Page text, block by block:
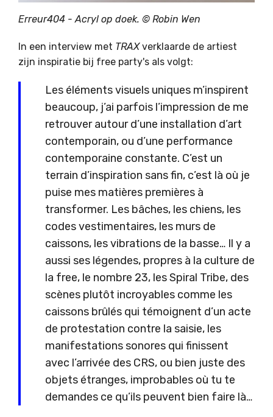
Erreur404 - Acryl op doek. © Robin Wen
In een interview met TRAXverklaarde de artiest
zijn inspiratie bij free party's als volgt:
Les éléments visuels uniques m’inspirent
beaucoup, j’ai parfois l’impression de me
retrouver autour d’une installation d’art
contemporain, ou d’une performance
contemporaine constante. C’est un
terrain d’inspiration sans fin, c’est là où je
puise mes matières premières à
transformer. Les bâches, les chiens, les
codes vestimentaires, les murs de
caissons, les vibrations de la basse… Il y a
aussi ses légendes, propres à la culture de
la free, le nombre 23, les Spiral Tribe, des
scènes plutôt incroyables comme les
caissons brûlés qui témoignent d’un acte
de protestation contre la saisie, les
manifestations sonores qui finissent
avec l’arrivée des CRS, ou bien juste des
objets étranges, improbables où tu te
demandes ce qu’ils peuvent bien faire là…